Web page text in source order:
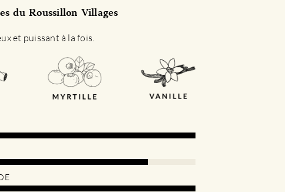
du Roussillon Villages
et puissant à la fois.